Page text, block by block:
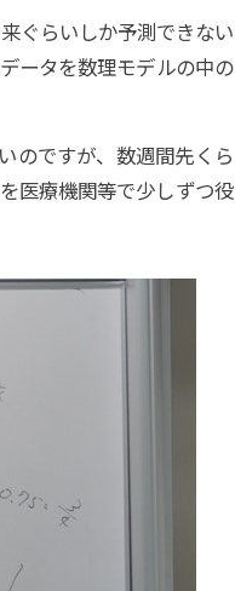
ぐらいしか予測できない
ータを数理モデルの中の
のですが、数週間先くら
医療機関等で少しずつ役